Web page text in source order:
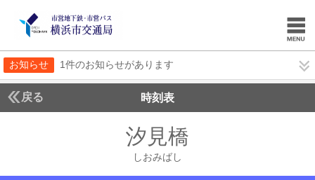
お知らせ 1件のお知らせがあります
戻る 時刻表
汐見橋
しおみばし